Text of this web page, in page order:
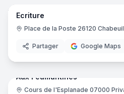
Ecriture
Place de la Poste 26120 Chabeuil
Partager Google Maps
Aux Feuillantines
Cours de l'Esplanade 07000